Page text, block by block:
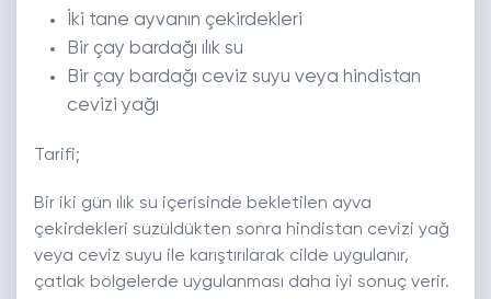
İki tane ayvanın çekirdekleri
Bir çay bardağı ılık su
Bir çay bardağı ceviz suyu veya hindistan
cevizi yağı
Tarifi;
Bir iki gün ılık su içerisinde bekletilen ayva
çekirdekleri süzüldükten sonra hindistan cevizi yağ
veya ceviz suyu ile karıştırılarak cilde uygulanır,
çatlak bölgelerde uygulanması daha iyi sonuç verir.